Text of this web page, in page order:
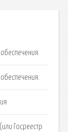
Госреестр